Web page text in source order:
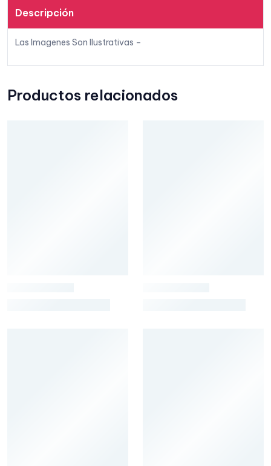
Descripción
Las Imagenes Son Ilustrativas –
Productos relacionados